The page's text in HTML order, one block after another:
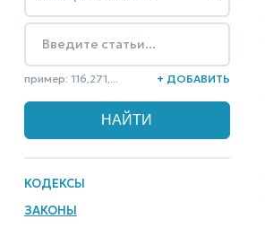
пример: 116,271,... + ДОБАВИТЬ
КОДЕКСЫ
ЗАКОНЫ